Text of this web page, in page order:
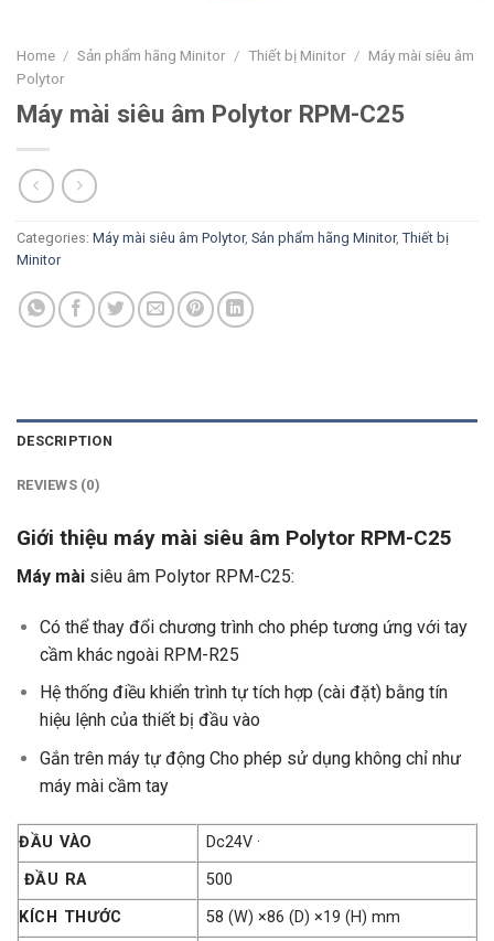
Home / Sản phẩm hãng Minitor / Thiết bị Minitor / Máy mài siêu âm
Polytor
Máy mài siêu âm Polytor RPM-C25
Categories: Máy mài siêu âm Polytor, Sản phẩm hãng Minitor, Thiết bị
Minitor
DESCRIPTION
REVIEWS (0)
Giới thiệu máy mài siêu âm Polytor RPM-C25
Máy mài siêu âm Polytor RPM-C25:
Có thể thay đổi chương trình cho phép tương ứng với tay
cầm khác ngoài RPM-R25
Hệ thống điều khiển trình tự tích hợp (cài đặt) bằng tín
hiệu lệnh của thiết bị đầu vào
Gắn trên máy tự động Cho phép sử dụng không chỉ như
máy mài cầm tay
ĐẦU VÀO
Dc24V ·
ĐẦU RA
500
KÍCH THƯỚC
58 (W) ×86 (D) ×19 (H) mm